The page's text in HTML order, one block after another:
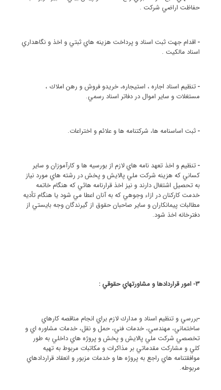
حفاظت اراضي شركت .
- اقدام جهت ثبت اسناد و پرداخت هزينه هاي ثبتي و اخذ و نگاهداري
اسناد مالكيت .
-تنظيم اسناد اجاره ، استيجاره، خريدو فروش و رهن املاك ،
مستغلات و ساير اموال در دفاتر اسناد رسمي.
-ثبت اساسنامه ها، شركتنامه ها و علائم و اختراعات.
-تنظيم و اخذ تعهد نامه هاي لازم از بورسيه ها و كارآموزان و ساير
كساني كه هزينه شركت ملي پالايش و پخش در رشته هاي مورد نياز
به تحصيل اشتغال دارند و نيز اخذ قرارنامه هائي كه هنگام خاتمه
خدمت كاركنان در ازاء وجوهي كه به آنان اعطا مي شود يا هنگام تأديه
مطالبات پيمانكاران و ساير صاحبان حقوق از گيرندگان وجه بايستي از
دفترخانه اخذ شود.
3- امور قراردادها و مشاورتهاي حقوقي :
-بررسي و تنظيم اسناد و مدارك لازم براي انجام مناقصه كارهاي
ساختماني، مهندسي، خدمات فني، حمل و نقل، خدمات مشاوره اي و
تخصصي شركت ملي پالايش و پخش و پروژه هاي داخلي به طور
كلي و مشاركت مقدماتي بر مذاكرات و مكاتبات مربوط به تهيه
موافقتنامه هاي راجع به پروژه ها و خدمات مزبور و انعقاد قراردادهاي
مربوطه.